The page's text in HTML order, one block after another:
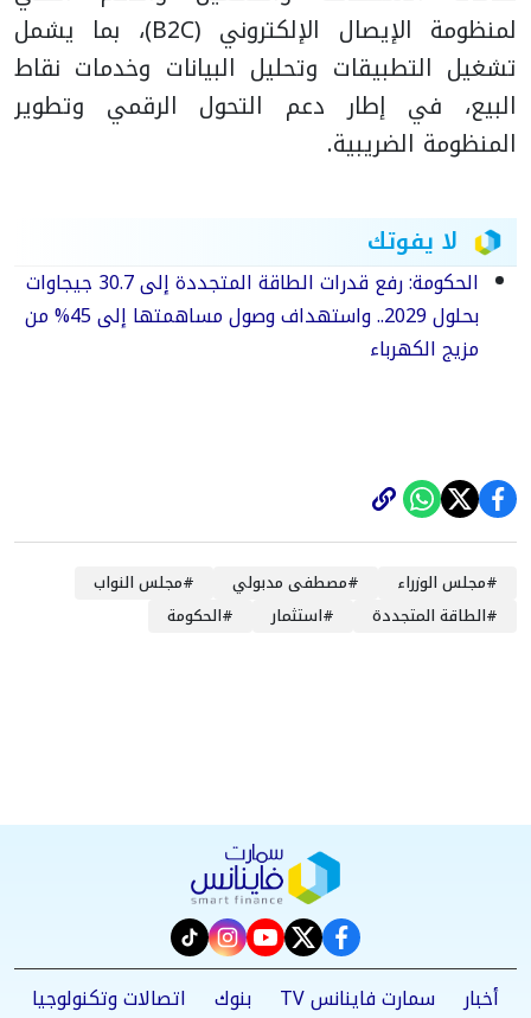
لمنظومة الإيصال الإلكتروني (B2C)، بما يشمل
تشغيل التطبيقات وتحليل البيانات وخدمات نقاط
البيع، في إطار دعم التحول الرقمي وتطوير
المنظومة الضريبية.
لا يفوتك
الحكومة: رفع قدرات الطاقة المتجددة إلى 30.7 جيجاوات
بحلول 2029.. واستهداف وصول مساهمتها إلى 45% من
مزيج الكهرباء
#مجلس الوزراء #مصطفى مدبولي #مجلس النواب
#الطاقة المتجددة #استثمار #الحكومة
facebook
twitter
youtube
instagram
tiktok
أخبار
سمارت فاينانس TV بنوك اتصالات وتكنولوجيا